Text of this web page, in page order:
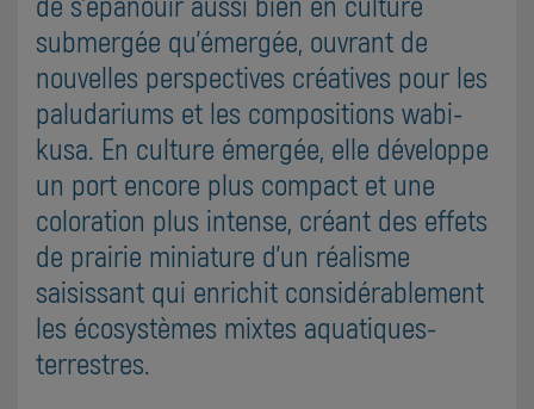
submergée qu'émergée, ouvrant de
nouvelles perspectives créatives pour les
paludariums et les compositions wabi-
kusa. En culture émergée, elle développe
un port encore plus compact et une
coloration plus intense, créant des effets
de prairie miniature d'un réalisme
saisissant qui enrichit considérablement
les écosystèmes mixtes aquatiques-
terrestres.